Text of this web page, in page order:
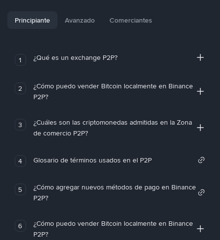
Principiante Avanzado Comerciantes
1 ¿Qué es un exchange P2P?
2
¿Cómo puedo vender Bitcoin localmente en Binance
P2P?
3
¿Cuáles son las criptomonedas admitidas en la Zona
de comercio P2P?
4 Glosario de términos usados en el P2P
5
¿Cómo agregar nuevos métodos de pago en Binance
P2P?
6
¿Cómo puedo vender Bitcoin localmente en Binance
P2P?